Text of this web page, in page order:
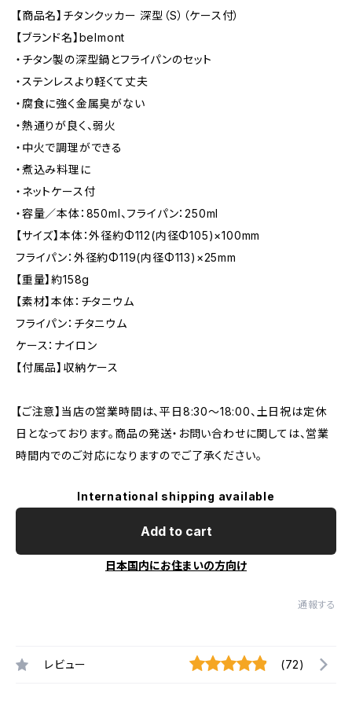
【商品名】チタンクッカー 深型（S）（ケース付）
【ブランド名】belmont
・チタン製の深型鍋とフライパンのセット
・ステンレスより軽くて丈夫
・腐食に強く金属臭がない
・熱通りが良く、弱火
・中火で調理ができる
・煮込み料理に
・ネットケース付
・容量／本体：850ml、フライパン：250ml
【サイズ】本体：外径約Φ112(内径Φ105)×100mm
フライパン：外径約Φ119(内径Φ113)×25mm
【重量】約158g
【素材】本体：チタニウム
フライパン：チタニウム
ケース：ナイロン
【付属品】収納ケース
【ご注意】当店の営業時間は、平日8:30～18:00、土日祝は定休
日となっております。商品の発送・お問い合わせに関しては、営業
時間内でのご対応になりますのでご了承ください。
International shipping available
Add to cart
日本国内にお住まいの方向け
通報する
レビュー (72)